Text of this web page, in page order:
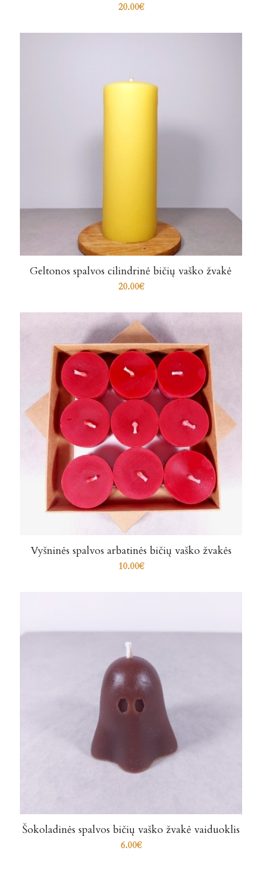
20.00€
Geltonos spalvos cilindrinė bičių vaško žvakė
20.00€
Vyšninės spalvos arbatinės bičių vaško žvakės
10.00€
Šokoladinės spalvos bičių vaško žvakė vaiduoklis
6.00€